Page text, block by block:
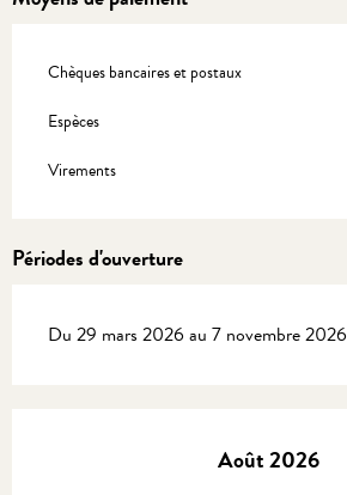
Chèques bancaires et postaux
Espèces
Virements
Périodes d'ouverture
Du 29 mars 2026 au 7 novembre 2026
Août 2026